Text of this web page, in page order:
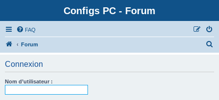
Configs PC - Forum
FAQ
Forum
Connexion
Nom d’utilisateur :